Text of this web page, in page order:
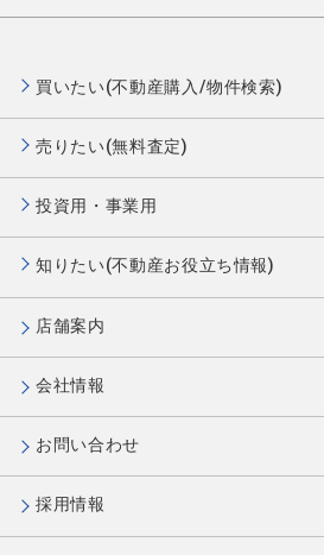
買いたい(不動産購入/物件検索)
売りたい(無料査定)
投資用・事業用
知りたい(不動産お役立ち情報)
店舗案内
会社情報
お問い合わせ
採用情報